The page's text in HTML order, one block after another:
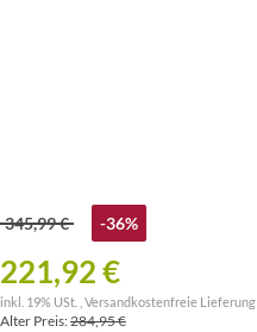
345,99 € -36%
221,92 €
inkl. 19% USt. , Versandkostenfreie Lieferung
Alter Preis:284,95 €